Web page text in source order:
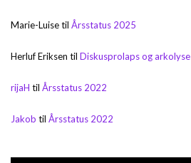
Marie-Luisetil Årsstatus 2025
Herluf Eriksen til Diskusprolaps og arkolyse
rijaH til Årsstatus 2022
Jakob til Årsstatus 2022